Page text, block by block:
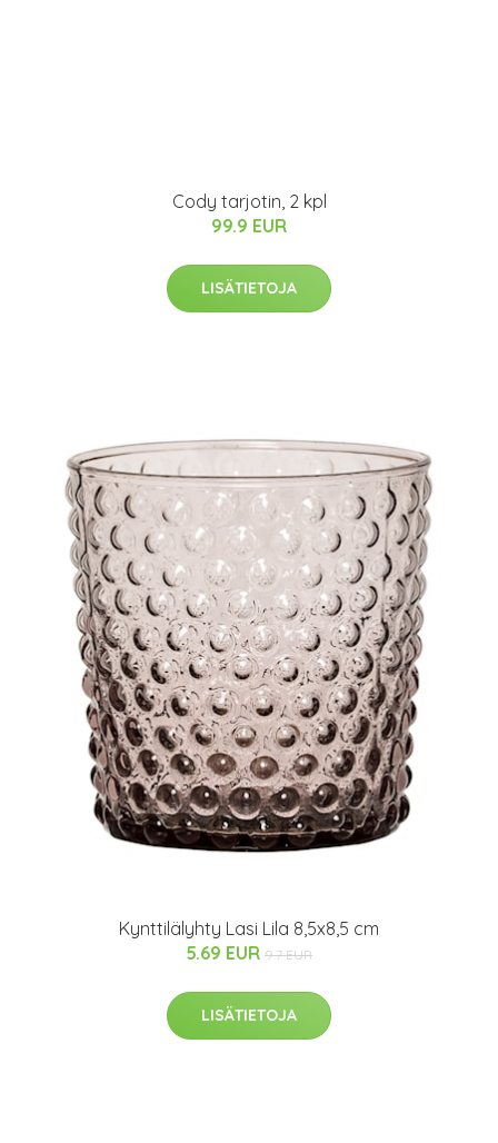
Cody tarjotin, 2 kpl
99.9 EUR
LISÄTIETOJA
Kynttilälyhty Lasi Lila 8,5x8,5 cm
5.69 EUR 9.7 EUR
LISÄTIETOJA